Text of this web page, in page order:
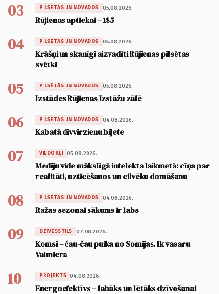
03 PILSĒTĀS UN NOVADOS 05.08.2026.
Rūjienas aptiekai – 185
04 PILSĒTĀS UN NOVADOS 05.08.2026.
Krāšņi un skanīgi aizvadīti Rūjienas pilsētas
svētki
05 PILSĒTĀS UN NOVADOS 05.08.2026.
Izstādes Rūjienas Izstāžu zālē
06 PILSĒTĀS UN NOVADOS 04.08.2026.
Kabatā divvirzienu biļete
07 VIEDOKĻI 05.08.2026.
Mediju vide mākslīgā intelekta laikmetā: cīņa par
realitāti, uzticēšanos un cilvēku domāšanu
08 PILSĒTĀS UN NOVADOS 04.08.2026.
Ražas sezonai sākums ir labs
09 DZĪVESSTILS 07.08.2026.
Komsi – čau-čau puika no Somijas. Ik vasaru
Valmierā
10 PROJEKTS 04.08.2026.
Energoefektīvs – labāks un lētāks dzīvošanai